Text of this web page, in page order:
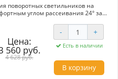
поворотных светильников на
углом рассеивания 24° за
известного бренда Bridgelux, 3
брашированный бронзовый,
CRI > 90.
Цена:
560 руб.
4 628 руб.
- +
Есть в наличии
В корзину